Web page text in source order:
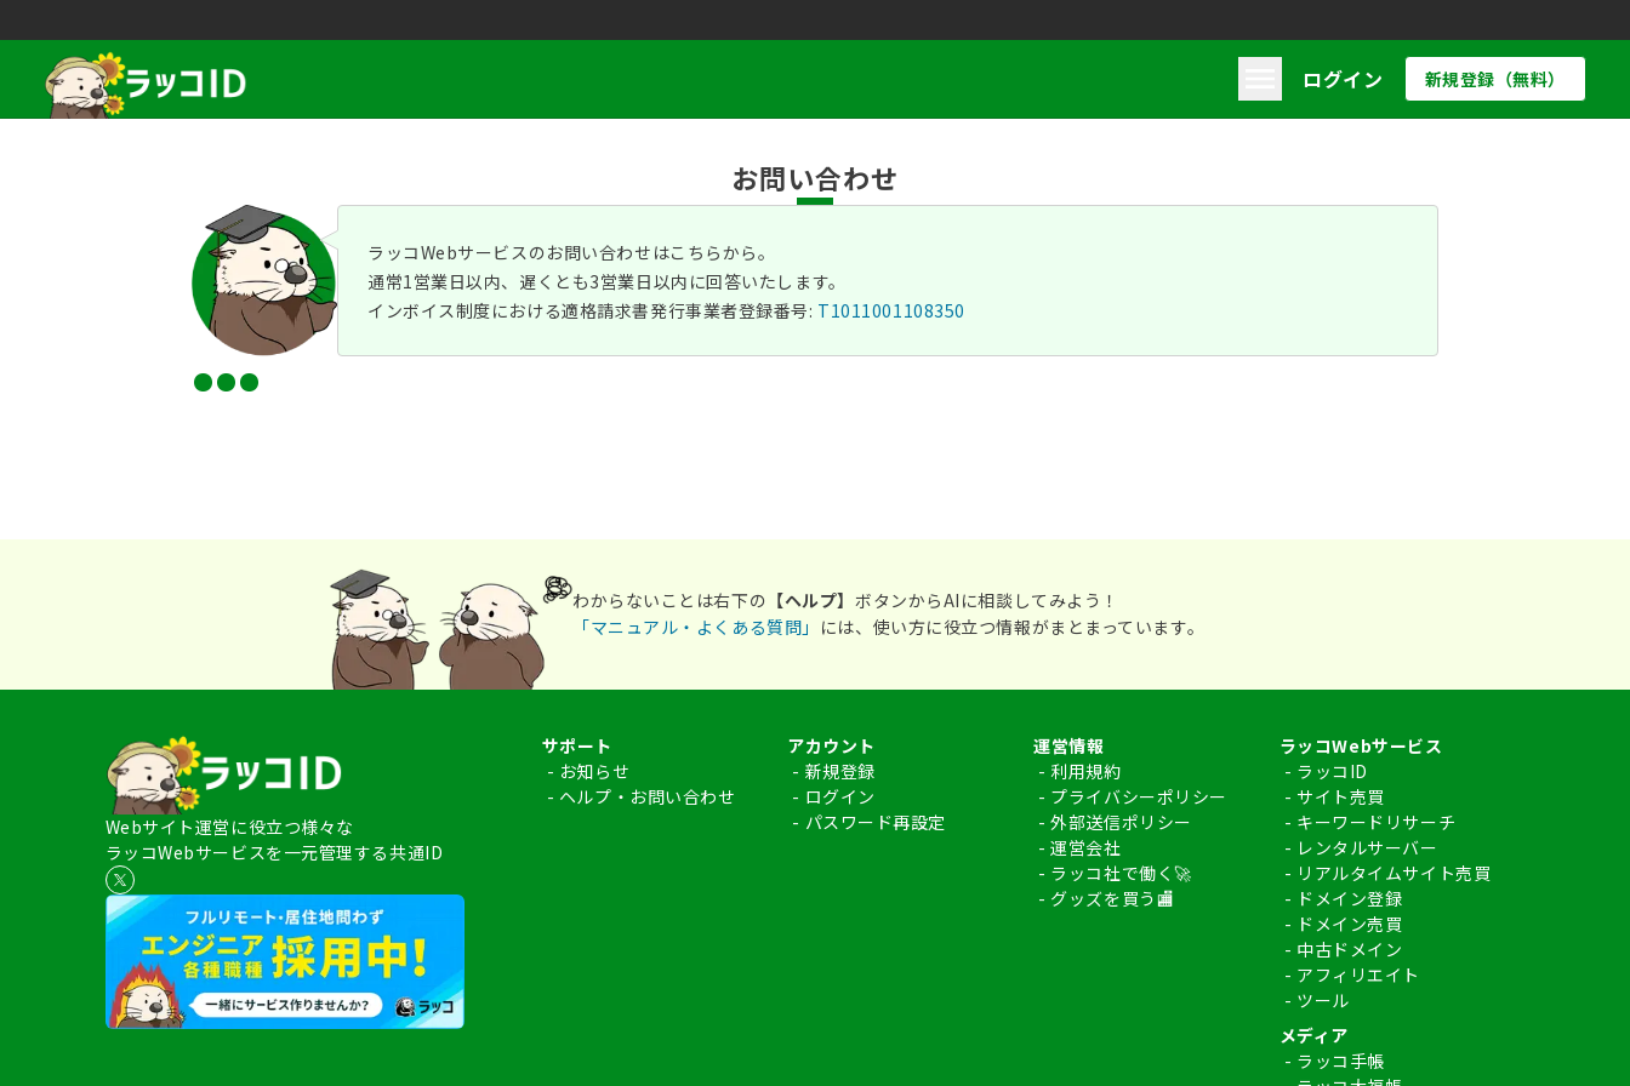
ログイン 新規登録（無料）
お問い合わせ
ラッコWebサービスのお問い合わせはこちらから。
通常1営業日以内、遅くとも3営業日以内に回答いたします。
インボイス制度における適格請求書発行事業者登録番号: T1011001108350
わからないことは右下の 【ヘルプ】 ボタンからAIに相談してみよう！
「マニュアル・よくある質問」 には、使い方に役立つ情報がまとまっています。
Webサイト運営に役立つ様々な
ラッコWebサービスを一元管理する共通ID
サポート
- お知らせ
- ヘルプ・お問い合わせ
アカウント
- 新規登録
- ログイン
- パスワード再設定
運営情報
- 利用規約
- プライバシーポリシー
- 外部送信ポリシー
- 運営会社
- ラッコ社で働く🚀
- グッズを買う🏬
ラッコWebサービス
- ラッコID
- サイト売買
- キーワードリサーチ
- レンタルサーバー
- リアルタイムサイト売買
- ドメイン登録
- ドメイン売買
- 中古ドメイン
- アフィリエイト
- ツール
メディア
- ラッコ手帳